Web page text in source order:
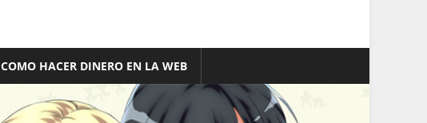
COMO HACER DINERO EN LA WEB